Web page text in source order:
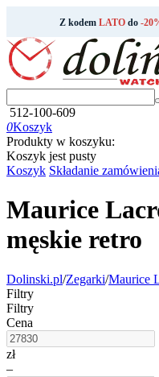
Z kodem LATOdo -
512-100-609
0Koszyk
Produkty w koszyku:
Koszyk jest pusty
Koszyk Składanie
Maurice
męskie retro
Dolinski.pl/Zegarki/Maurice
Filtry
Filtry
Cena
zł
–